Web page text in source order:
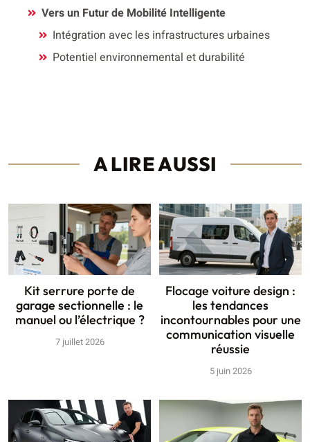
Vers un Futur de Mobilité Intelligente
Intégration avec les infrastructures urbaines
Potentiel environnemental et durabilité
A LIRE AUSSI
Kit serrure porte de
garage sectionnelle : le
manuel ou l’électrique ?
7 juillet 2026
Flocage voiture design :
les tendances
incontournables pour une
communication visuelle
réussie
5 juin 2026